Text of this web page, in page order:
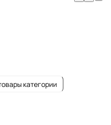
категории